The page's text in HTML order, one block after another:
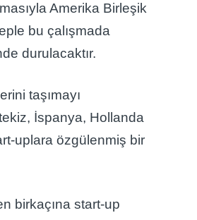
Amerika Birleşik
bu çalışmada
durulacaktır.
taşımayı
İspanya, Hollanda
uplara özgülenmiş bir
birkaçına start-up